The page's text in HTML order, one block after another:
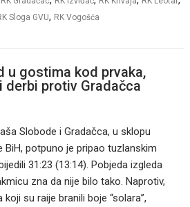
Sloga GVU, RK Vogošća
u gostima kod prvaka,
derbi protiv Gradačca
Slobode i Gradačca, u sklopu
BiH, potpuno je pripao tuzlanskim
31:23 (13:14). Pobjeda izgleda
zna da nije bilo tako. Naprotiv,
su raije branili boje “solara”,